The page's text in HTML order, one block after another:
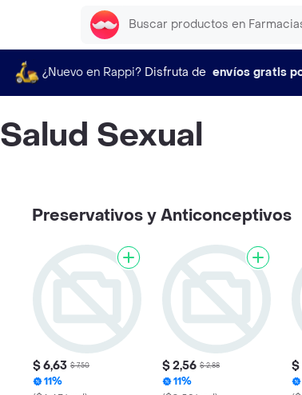
¿Nuevo en Rappi? Disfruta de envíos gratis
Salud Sexual
Preservativos y Anticonceptivos
$ 6,63 $ 7,50
11%
$ 2,56 $ 2,88
11%
$